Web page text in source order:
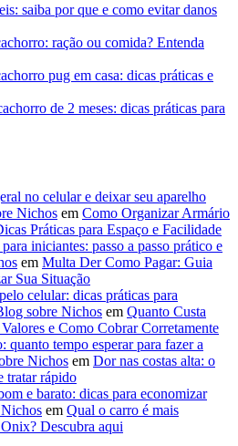
saiba por que e como evitar danos
ração ou comida? Entenda
pug em casa: dicas práticas e
de 2 meses: dicas práticas para
no celular e deixar seu aparelho
Nichos em Como Organizar Armário
Práticas para Espaço e Facilidade
iniciantes: passo a passo prático e
em Multa Der Como Pagar: Guia
Sua Situação
celular: dicas práticas para
sobre Nichos em Quanto Custa
e Como Cobrar Corretamente
quanto tempo esperar para fazer a
Nichos em Dor nas costas alta: o
tratar rápido
e barato: dicas para economizar
em Qual o carro é mais
Descubra aqui